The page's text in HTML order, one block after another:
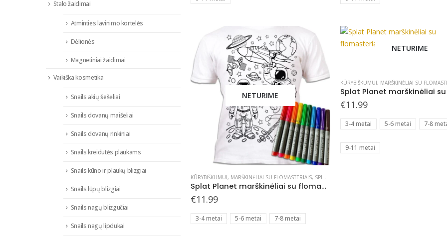
on
the
product
page
chosen
on
page
NETURIME
product
has
variants.
KŪRYBIŠKUMUI, MARŠKINĖLIAI SU FLOMASTERIAIS, SPLAT PLANET - KURIAME
Splat Planet marškinėliai su flomasteriais, Kosmosas
€11.99
3-4 metai 5-6 metai 7-8 metai
NETURIME
has
multiple
variants.
options
be
KŪRYBIŠKUMUI, MARŠKINĖLIAI SU
€11.99
3-4 metai 5-6 metai 7-8
9-11 metai
Stalo žaidimai
Atminties lavinimo kortelės
Dėlionės
Magnetiniai žaidimai
Vaikiška kosmetika
Snails akių šešėliai
Snails dovanų maišeliai
Snails dovanų rinkiniai
Snails kreidutės plaukams
Snails kūno ir plaukų blizgiai
Snails lūpų blizgiai
Snails nagų blizgučiai
Snails nagų lipdukai